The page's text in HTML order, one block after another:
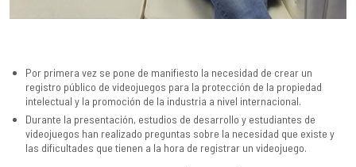
Por primera vez se pone de manifiesto la necesidad de crear un
registro público de videojuegos para la protección de la propiedad
intelectual y la promoción de la industria a nivel internacional.
Durante la presentación, estudios de desarrollo y estudiantes de
videojuegos han realizado preguntas sobre la necesidad que existe y
las dificultades que tienen a la hora de registrar un videojuego.